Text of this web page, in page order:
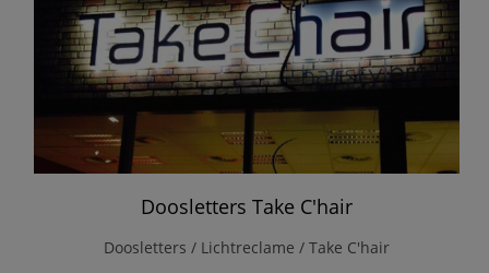
Doosletters Take C'hair
Doosletters / Lichtreclame / Take C'hair